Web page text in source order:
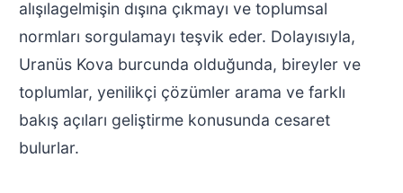
alışılagelmişin dışına çıkmayı ve toplumsal
normları sorgulamayı teşvik eder. Dolayısıyla,
Uranüs Kova burcunda olduğunda, bireyler ve
toplumlar, yenilikçi çözümler arama ve farklı
bakış açıları geliştirme konusunda cesaret
bulurlar.